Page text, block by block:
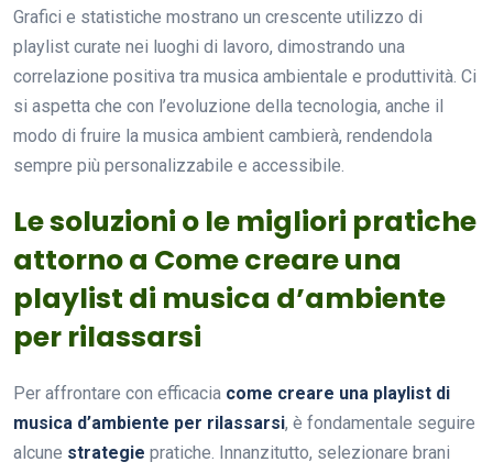
Grafici e statistiche mostrano un crescente utilizzo di
playlist curate nei luoghi di lavoro, dimostrando una
correlazione positiva tra musica ambientale e produttività. Ci
si aspetta che con l’evoluzione della tecnologia, anche il
modo di fruire la musica ambient cambierà, rendendola
sempre più personalizzabile e accessibile.
Le soluzioni o le migliori pratiche
attorno a Come creare una
playlist di musica d’ambiente
per rilassarsi
Per affrontare con efficacia come creare una playlist di
musica d’ambiente per rilassarsi, è fondamentale seguire
alcune strategie pratiche. Innanzitutto, selezionare brani